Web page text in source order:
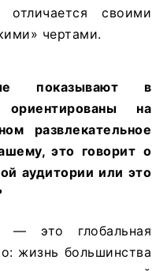
своими
чертами.
показывают
в
ориентированы
на
развлекательное
,это говорит о
аудитории или это
это глобальная
жизнь большинства